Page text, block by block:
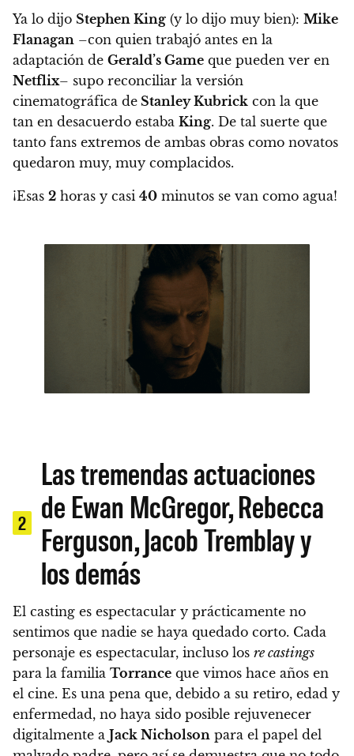
Ya lo dijo Stephen King (y lo dijo muy bien): Mike
Flanagan –con quien trabajó antes en la
adaptación de Gerald’s Game que pueden ver en
Netflix– supo reconciliar la versión
cinematográfica de Stanley Kubrick con la que
tan en desacuerdo estaba King. De tal suerte que
tanto fans extremos de ambas obras como novatos
quedaron muy, muy complacidos.
¡Esas 2 horas y casi 40 minutos se van como agua!
2
Las tremendas actuaciones
de Ewan McGregor, Rebecca
Ferguson, Jacob Tremblay y
los demás
El casting es espectacular y prácticamente no
sentimos que nadie se haya quedado corto. Cada
personaje es espectacular, incluso los re castings
para la familia Torrance que vimos hace años en
el cine. Es una pena que, debido a su retiro, edad y
enfermedad, no haya sido posible rejuvenecer
digitalmente a Jack Nicholson para el papel del